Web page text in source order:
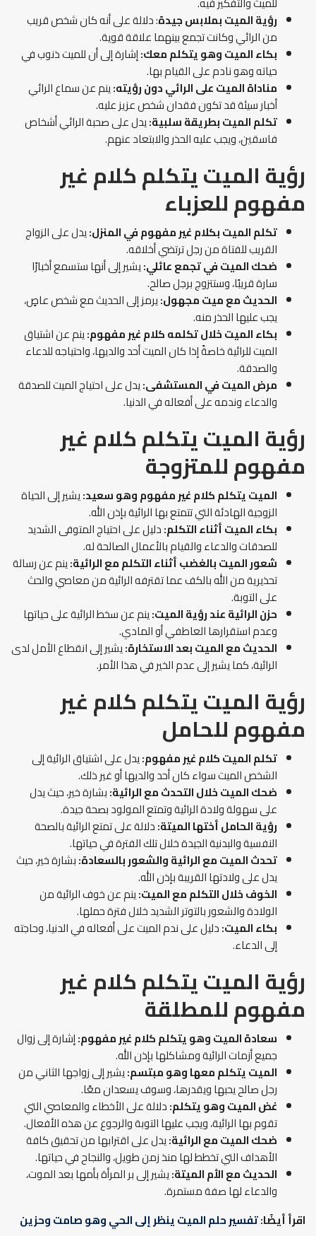
رؤية الميت بملابس جيدة: دلالة على أنه كان شخص قريب
من الرائي وكانت تجمع بينهما علاقة قوية.
بكاء الميت وهو يتكلم معك:إشارة إلى أن للميت ذنوب في
حياته وهو نادم على القيام بها.
مناداة الميت على الرائي دون رؤيته:ينم عن سماع الرائي
أخبار سيئة قد تكون فقدان شخص عزيز عليه.
تكلم الميت بطريقة سلبية:يدل على صحبة الرائي أشخاص
فاسقين، ويجب عليه الحذر والابتعاد عنهم.
رؤية الميت يتكلم كلام غير
مفهومللعزباء
تكلم الميت بكلام غير مفهومفي المنزل:يدل على الزواج
القريب للفتاة من رجل ترتضي أخلاقه.
ضحك الميت في تجمع عائلي:يشير إلى أنها ستسمع أخبارًا
سارة قريبًا، وستتزوج برجل صالح.
الحديث مع ميت مجهول:يرمز إلى الحديث مع شخص عاصٍ،
يجب عليها الحذر منه.
بكاء الميت خلال تكلمه كلام غير مفهوم:ينم عن اشتياق
الميت للرائية خاصةً إذا كان الميت أحد والديها، واحتياجه للدعاء
والصدقة.
مرض الميت في المستشفى:يدل على احتياج الميت للصدقة
والدعاء وندمه على أفعاله في الدنيا.
رؤية الميت يتكلم كلام غير
مفهومللمتزوجة
الميت يتكلم كلام غير مفهوم وهو سعيد:يشير إلى الحياة
الزوجية الهادئة التي تتمتع بها الرائية بإذن الله.
بكاء الميت أثناء التكلم:دليل على احتياج المتوفى الشديد
للصدقات والدعاء والقيام بالأعمال الصالحة له.
شعور الميت بالغضب أثناء التكلم مع الرائية:ينم عن رسالة
تحذيرية من الله بالكف عما تقترفه الرائية من معاصي والحث
على التوبة.
حزن الرائية عند رؤية الميت:ينم عن سخط الرائية على حياتها
وعدم استقرارها العاطفي أو المادي.
الحديث مع الميت بعد الاستخارة:يشير إلى انقطاع الأمل لدى
الرائية، كما يشير إلى عدم الخير في هذا الأمر.
رؤية الميت يتكلم كلام غير
مفهومللحامل
تكلم الميت كلام غير مفهوم:يدل على اشتياق الرائية إلى
الشخص الميت سواء كان أحد والديها أو غير ذلك.
ضحك الميت خلال التحدث مع الرائية:بشارة خير، حيث يدل
على سهولة ولادة الرائية وتمتع المولود بصحة جيدة.
رؤية الحامل أختها الميتة:دلالة على تمتع الرائية بالصحة
النفسية والبدنية الجيدة خلال تلك الفترة في حياتها.
تحدث الميت مع الرائية والشعور بالسعادة:بشارة خير، حيث
يدل على ولادتها القريبة بإذن الله.
الخوف خلال التكلم مع الميت:ينم عن خوف الرائية من
الولادة والشعور بالتوتر الشديد خلال فترة حملها.
بكاء الميت:دليل على ندم الميت على أفعاله في الدنيا، وحاجته
إلى الدعاء.
رؤية الميت يتكلم كلام غير
مفهومللمطلقة
سعادة الميت وهو يتكلم كلام غير مفهوم:إشارة إلى زوال
جميع أزمات الرائية ومشاكلها بإذن الله.
الميت يتكلم معها وهو مبتسم:يشير إلى زواجها الثاني من
رجل صالح يحبها ويقدرها، وسوف يسعدان معًا.
غض الميت وهو يتكلم:دلالة على الأخطاء والمعاصي التي
تقوم بها الرائية، ويجب عليها التوبة والرجوع عن هذه الأفعال.
ضحك الميت مع الرائية:يدل على اقترابها من تحقيق كافة
الأهداف التي تخطط لها منذ زمن طويل، والنجاح في حياتها.
الحديث مع الأم الميتة:يشير إلى بر المرأة بأمها بعد الموت،
والدعاء لها صفة مستمرة.
اقرأ أيضًا:تفسير حلم الميت ينظر إلى الحي وهو صامت وحزين